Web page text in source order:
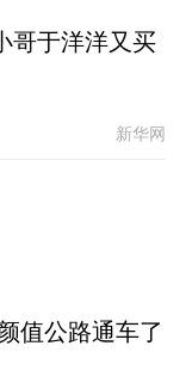
哥于洋洋又买
新华网
值公路通车了